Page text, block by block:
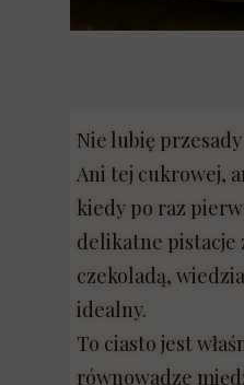
Nie lubię
Ani tej cukrowej,
kiedy po raz
delikatne pistacje
czekoladą,
idealny.
To ciasto jest
równowadze